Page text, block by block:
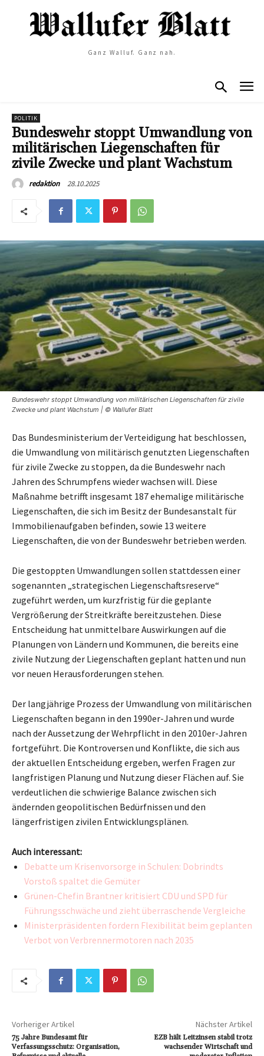
Ganz Walluf. Ganz nah.
POLITIK
Bundeswehr stoppt Umwandlung von
militärischen Liegenschaften für
zivile Zwecke und plant Wachstum
redaktion 28.10.2025
Bundeswehr stoppt Umwandlung von militärischen Liegenschaften für zivile
Zwecke und plant Wachstum | © Wallufer Blatt
Das Bundesministerium der Verteidigung hat beschlossen,
die Umwandlung von militärisch genutzten Liegenschaften
für zivile Zwecke zu stoppen, da die Bundeswehr nach
Jahren des Schrumpfens wieder wachsen will. Diese
Maßnahme betrifft insgesamt 187 ehemalige militärische
Liegenschaften, die sich im Besitz der Bundesanstalt für
Immobilienaufgaben befinden, sowie 13 weitere
Liegenschaften, die von der Bundeswehr betrieben werden.
Die gestoppten Umwandlungen sollen stattdessen einer
sogenannten „strategischen Liegenschaftsreserve“
zugeführt werden, um kurzfristig für die geplante
Vergrößerung der Streitkräfte bereitzustehen. Diese
Entscheidung hat unmittelbare Auswirkungen auf die
Planungen von Ländern und Kommunen, die bereits eine
zivile Nutzung der Liegenschaften geplant hatten und nun
vor neuen Herausforderungen stehen.
Der langjährige Prozess der Umwandlung von militärischen
Liegenschaften begann in den 1990er-Jahren und wurde
nach der Aussetzung der Wehrpflicht in den 2010er-Jahren
fortgeführt. Die Kontroversen und Konflikte, die sich aus
der aktuellen Entscheidung ergeben, werfen Fragen zur
langfristigen Planung und Nutzung dieser Flächen auf. Sie
verdeutlichen die schwierige Balance zwischen sich
ändernden geopolitischen Bedürfnissen und den
längerfristigen zivilen Entwicklungsplänen.
Auch interessant:
Debatte um Krisenvorsorge in Schulen: Dobrindts
Vorstoß spaltet die Gemüter
Grünen-Chefin Brantner kritisiert CDU und SPD für
Führungsschwäche und zieht überraschende Vergleiche
Ministerpräsidenten fordern Flexibilität beim geplanten
Verbot von Verbrennermotoren nach 2035
Vorheriger Artikel
75 Jahre Bundesamt für
Verfassungsschutz: Organisation,
Nächster Artikel
EZB hält Leitzinsen stabil trotz
wachsender Wirtschaft und